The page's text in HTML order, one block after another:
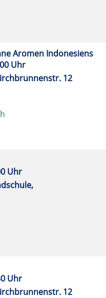
Aromen Indonesiens
Uhr
12
Uhr
Uhr
12